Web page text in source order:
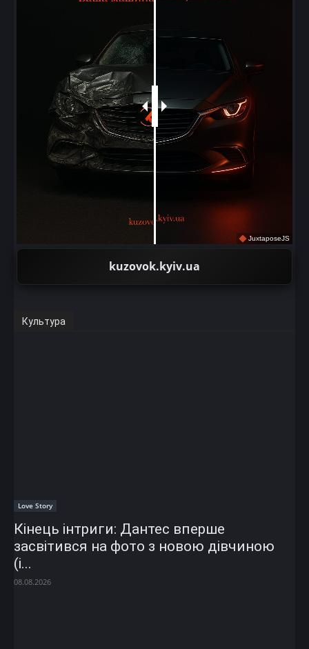
JuxtaposeJS
kuzovok.kyiv.ua
Культура
Love Story
Кінець інтриги: Дантес вперше
засвітився на фото з новою дівчиною
(і...
08.08.2026